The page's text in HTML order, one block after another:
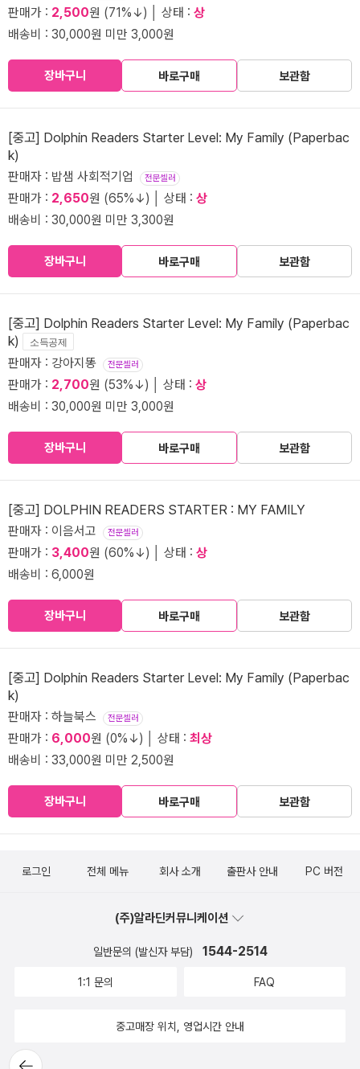
판매가 : 2,500원 (71%↓) │ 상태 : 상
배송비 : 30,000원 미만 3,000원
장바구니 바로구매 보관함
[중고] Dolphin Readers Starter Level: My Family (Paperbac
k)
판매자 : 밥샘 사회적기업 전문셀러
판매가 : 2,650원 (65%↓) │ 상태 : 상
배송비 : 30,000원 미만 3,300원
장바구니 바로구매 보관함
[중고] Dolphin Readers Starter Level: My Family (Paperbac
k)
소득공제
판매자 : 강아지똥 전문셀러
판매가 : 2,700원 (53%↓) │ 상태 : 상
배송비 : 30,000원 미만 3,000원
장바구니 바로구매 보관함
[중고] DOLPHIN READERS STARTER : MY FAMILY
판매자 : 이음서고 전문셀러
판매가 : 3,400원 (60%↓) │ 상태 : 상
배송비 : 6,000원
장바구니 바로구매 보관함
[중고] Dolphin Readers Starter Level: My Family (Paperbac
k)
판매자 : 하늘북스 전문셀러
판매가 : 6,000원 (0%↓) │ 상태 : 최상
배송비 : 33,000원 미만 2,500원
장바구니 바로구매 보관함
뒤로가
로그인 전체 메뉴 회사 소개 출판사 안내 PC 버전
(주)알라딘커뮤니케이션
일반문의 (발신자 부담) 1544-2514
1:1 문의 FAQ
중고매장 위치, 영업시간 안내